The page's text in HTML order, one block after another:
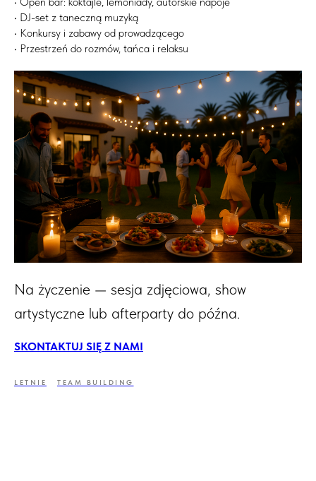
• DJ-set z taneczną muzyką
• Konkursy i zabawy od prowadzącego
• Przestrzeń do rozmów, tańca i relaksu
Na życzenie — sesja zdjęciowa, show
artystyczne lub afterparty do późna.
SKONTAKTUJ SIĘ Z NAMI
LETNIE TEAM BUILDING